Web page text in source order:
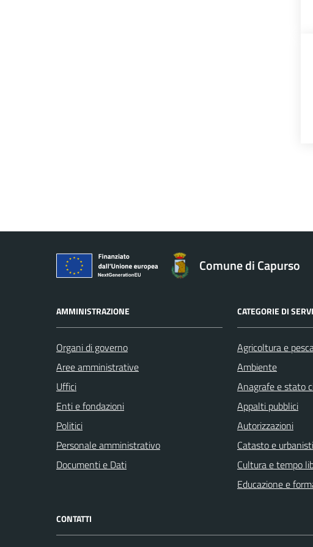
Comune di Capurso
AMMINISTRAZIONE
Organi di governo
Aree amministrative
Uffici
Enti e fondazioni
Politici
Personale amministrativo
Documenti e Dati
CATEGORIE DI
Agricoltura e
Ambiente
Anagrafe e stato
Appalti pubblici
Autorizzazioni
Catasto e
Cultura e tempo
Educazione e
CONTATTI